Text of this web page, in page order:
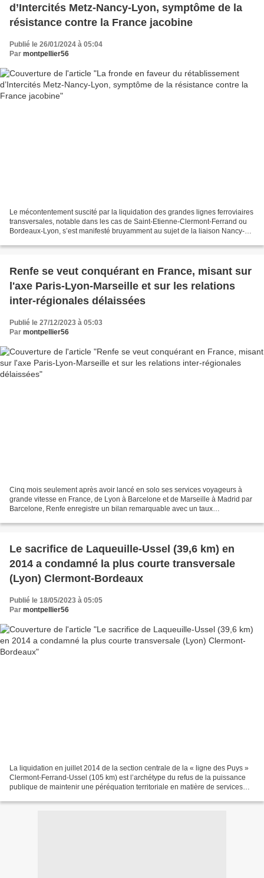
d’Intercités Metz-Nancy-Lyon, symptôme de la
résistance contre la France jacobine
Publié le 26/01/2024 à 05:04
Par montpellier56
Le mécontentement suscité par la liquidation des grandes lignes ferroviaires
transversales, notable dans les cas de Saint-Etienne-Clermont-Ferrand ou
Bordeaux-Lyon, s’est manifesté bruyamment au sujet de la liaison Nancy-
Renfe se veut conquérant en France, misant sur
l'axe Paris-Lyon-Marseille et sur les relations
inter-régionales délaissées
Publié le 27/12/2023 à 05:03
Par montpellier56
Cinq mois seulement après avoir lancé en solo ses services voyageurs à
grande vitesse en France, de Lyon à Barcelone et de Marseille à Madrid par
Barcelone, Renfe enregistre un bilan remarquable avec un taux
Le sacrifice de Laqueuille-Ussel (39,6 km) en
2014 a condamné la plus courte transversale
(Lyon) Clermont-Bordeaux
Publié le 18/05/2023 à 05:05
Par montpellier56
La liquidation en juillet 2014 de la section centrale de la « ligne des Puys »
Clermont-Ferrand-Ussel (105 km) est l’archétype du refus de la puissance
publique de maintenir une péréquation territoriale en matière de services